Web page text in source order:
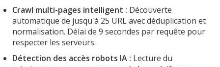
Crawl multi-pages intelligent : Découverte
automatique de jusqu'à 25 URL avec déduplication et
normalisation. Délai de 9 secondes par requête pour
respecter les serveurs.
Détection des accès robots IA : Lecture du